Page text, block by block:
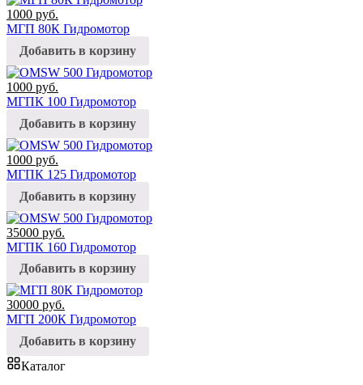
1000 руб.
МГП 80К Гидромотор
Добавить в корзину
1000 руб.
МГПК 100 Гидромотор
Добавить в корзину
1000 руб.
МГПК 125 Гидромотор
Добавить в корзину
35000 руб.
МГПК 160 Гидромотор
Добавить в корзину
30000 руб.
МГП 200К Гидромотор
Добавить в корзину
Каталог